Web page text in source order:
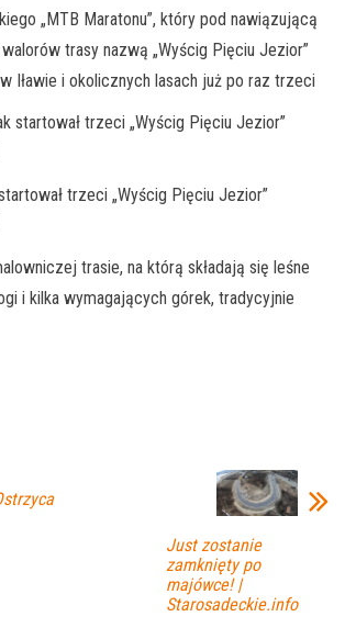
„MTB Maratonu”, który pod nawiązującą
trasy nazwą „Wyścig Pięciu Jezior”
Iławie i okolicznych lasach już po raz trzeci
trzeci „Wyścig Pięciu Jezior”
trasie, na którą składają się leśne
i kilka wymagających górek, tradycyjnie
Just zostanie
zamknięty po
majówce! |
Starosadeckie.info